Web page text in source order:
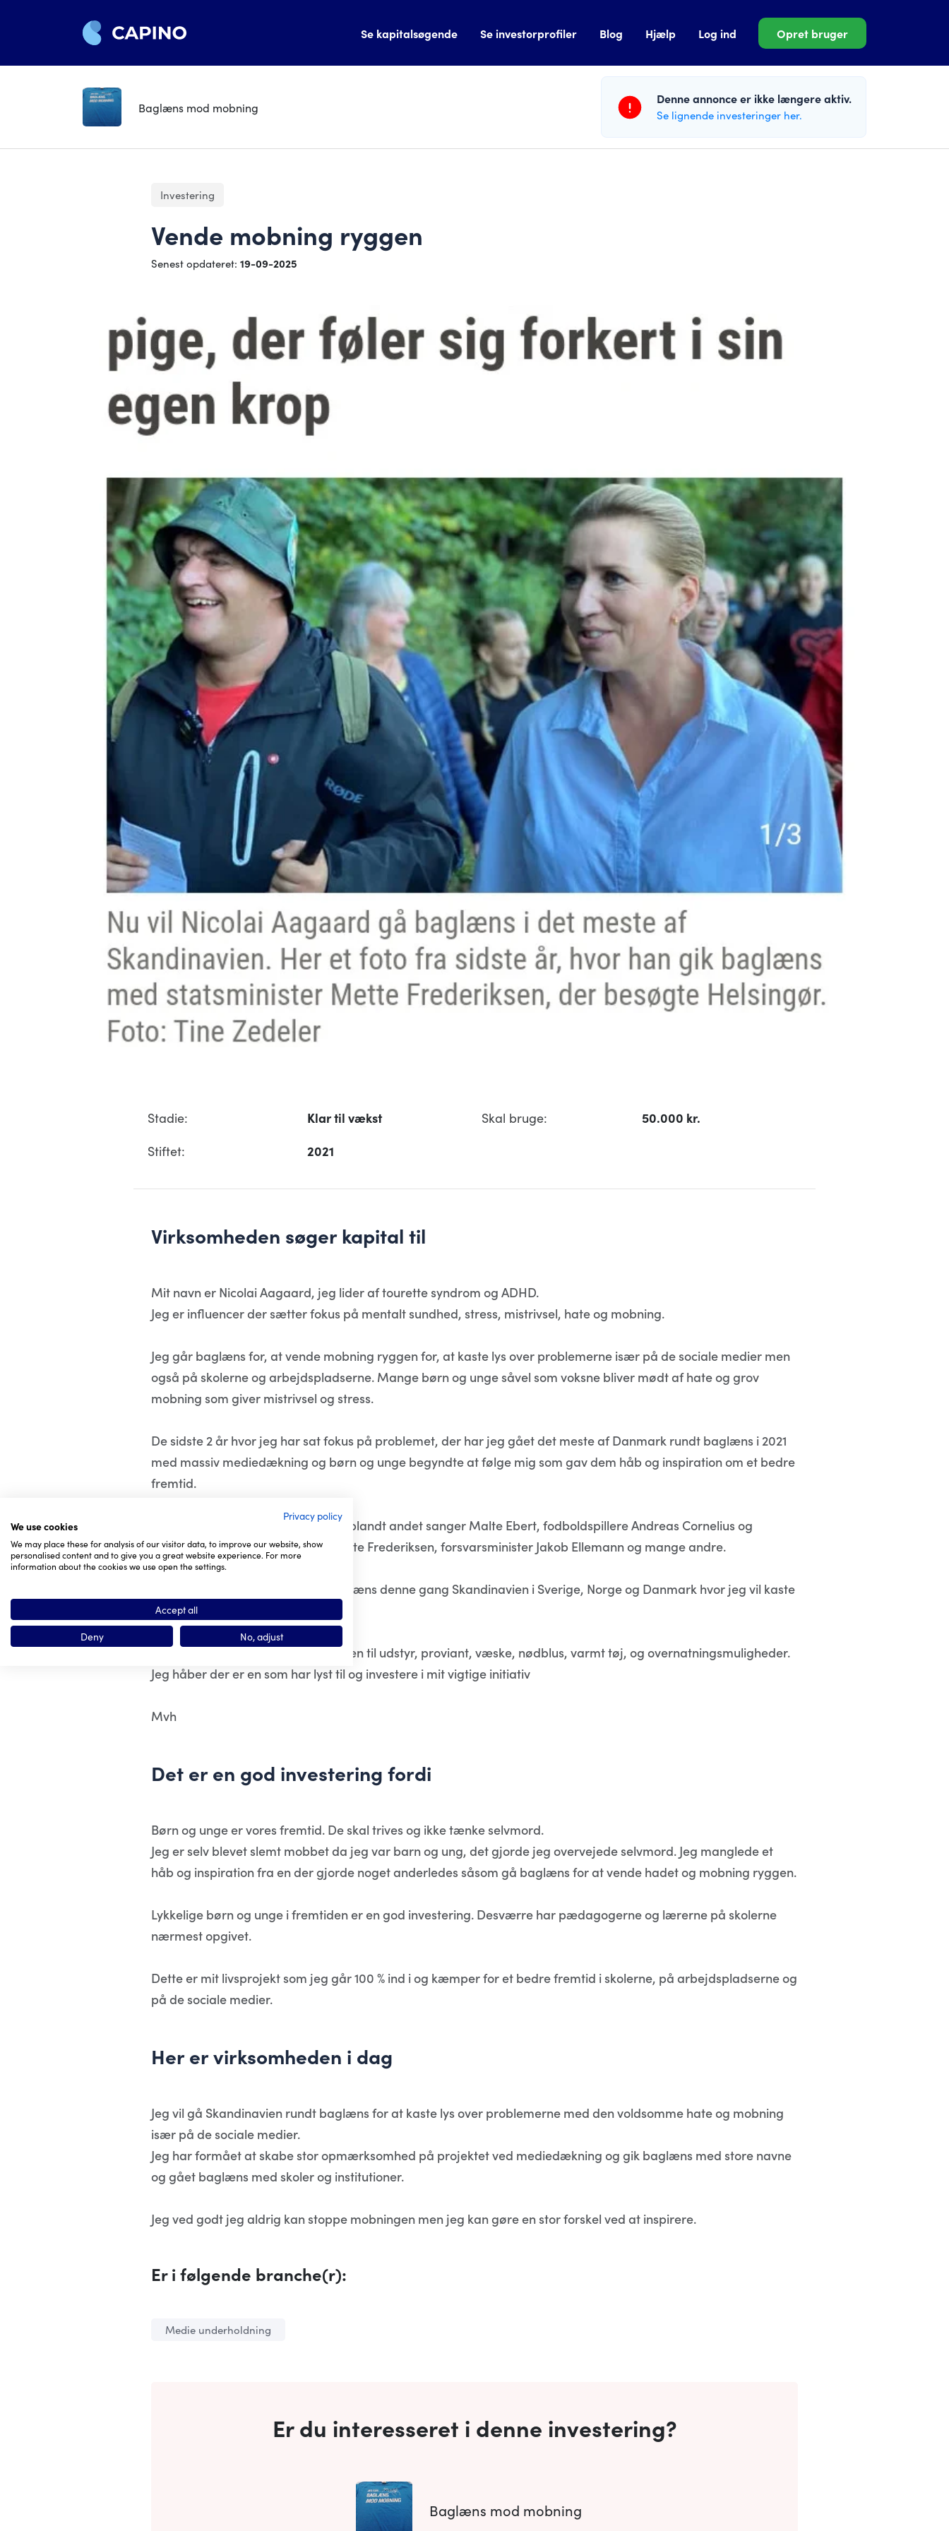
Se kapitalsøgende Se investorprofiler Blog Hjælp Log ind Opret bruger
Baglæns mod mobning
Denne annonce er ikke længere aktiv.
Se lignende investeringer her.
Investering
Vende mobning ryggen
Senest opdateret: 19-09-2025
Stadie: Klar til vækst Skal bruge:
50.000 kr.
Stiftet:
2021
Virksomheden søger kapital til
Mit navn er Nicolai Aagaard, jeg lider af tourette syndrom og ADHD.
Jeg er influencer der sætter fokus på mentalt sundhed, stress, mistrivsel, hate og mobning.
Jeg går baglæns for, at vende mobning ryggen for, at kaste lys over problemerne især på de sociale medier men
også på skolerne og arbejdspladserne. Mange børn og unge såvel som voksne bliver mødt af hate og grov
mobning som giver mistrivsel og stress.
De sidste 2 år hvor jeg har sat fokus på problemet, der har jeg gået det meste af Danmark rundt baglæns i 2021
med massiv mediedækning og børn og unge begyndte at følge mig som gav dem håb og inspiration om et bedre
fremtid.
Jeg har gået baglæns med kendte blandt andet sanger Malte Ebert, fodboldspillere Andreas Cornelius og
Christian Eriksen, Statsminister Mette Frederiksen, forsvarsminister Jakob Ellemann og mange andre.
Her i år fra April vil jeg igen gå baglæns denne gang Skandinavien i Sverige, Norge og Danmark hvor jeg vil kaste
endnu mere lys over problemerne.
Jeg mangler stadig 50.000 kr til turen til udstyr, proviant, væske, nødblus, varmt tøj, og overnatningsmuligheder.
Jeg håber der er en som har lyst til og investere i mit vigtige initiativ
Mvh
Det er en god investering fordi
Børn og unge er vores fremtid. De skal trives og ikke tænke selvmord.
Jeg er selv blevet slemt mobbet da jeg var barn og ung, det gjorde jeg overvejede selvmord. Jeg manglede et
håb og inspiration fra en der gjorde noget anderledes såsom gå baglæns for at vende hadet og mobning ryggen.
Lykkelige børn og unge i fremtiden er en god investering. Desværre har pædagogerne og lærerne på skolerne
nærmest opgivet.
Dette er mit livsprojekt som jeg går 100 % ind i og kæmper for et bedre fremtid i skolerne, på arbejdspladserne og
på de sociale medier.
Her er virksomheden i dag
Jeg vil gå Skandinavien rundt baglæns for at kaste lys over problemerne med den voldsomme hate og mobning
især på de sociale medier.
Jeg har formået at skabe stor opmærksomhed på projektet ved mediedækning og gik baglæns med store navne
og gået baglæns med skoler og institutioner.
Jeg ved godt jeg aldrig kan stoppe mobningen men jeg kan gøre en stor forskel ved at inspirere.
Er i følgende branche(r):
Medie underholdning
Er du interesseret i denne investering?
Baglæns mod mobning
Privacy policy
We use cookies
We may place these for analysis of our visitor data, to improve our website, show
personalised content and to give you a great website experience. For more
information about the cookies we use open the settings.
Accept all
Deny
No, adjust